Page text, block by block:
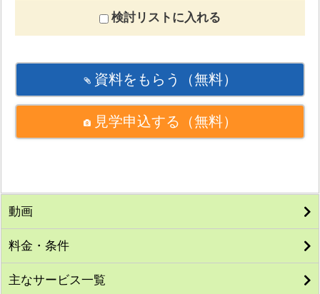
検討リストに入れる
資料をもらう （無料）
見学申込する （無料）
動画
料金・条件
主なサービス一覧